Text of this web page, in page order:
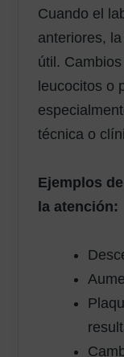
Cuando el
anteriores,
útil.
leucocitos o
técnica o
Ejemplos
la atención: